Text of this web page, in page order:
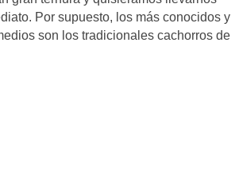
Por supuesto, los más conocidos y
son los tradicionales cachorros de